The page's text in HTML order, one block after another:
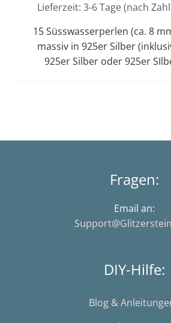
Lieferzeit: 3-6 Tage (nach
15 Süsswasserperlen (ca. 8
massiv in 925er Silber
925er Silber oder 925er
Fragen:
Email an:
DIY-Hilfe:
Blog &